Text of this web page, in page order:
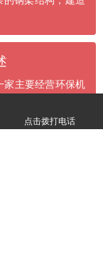
家主要经营环保机
点击拨打电话